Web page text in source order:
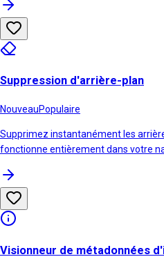
Suppression d'arrière-plan
NouveauPopulaire
Supprimez instantanément les
fonctionne entièrement dans votre
Visionneur de métadonnées